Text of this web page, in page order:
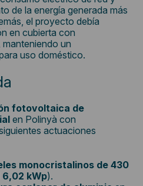
de la energía generada más
el proyecto debía
en cubierta con
un
uso doméstico.
fotovoltaica de
en Polinyà con
actuaciones
monocristalinos de 430
6,02 kWp).